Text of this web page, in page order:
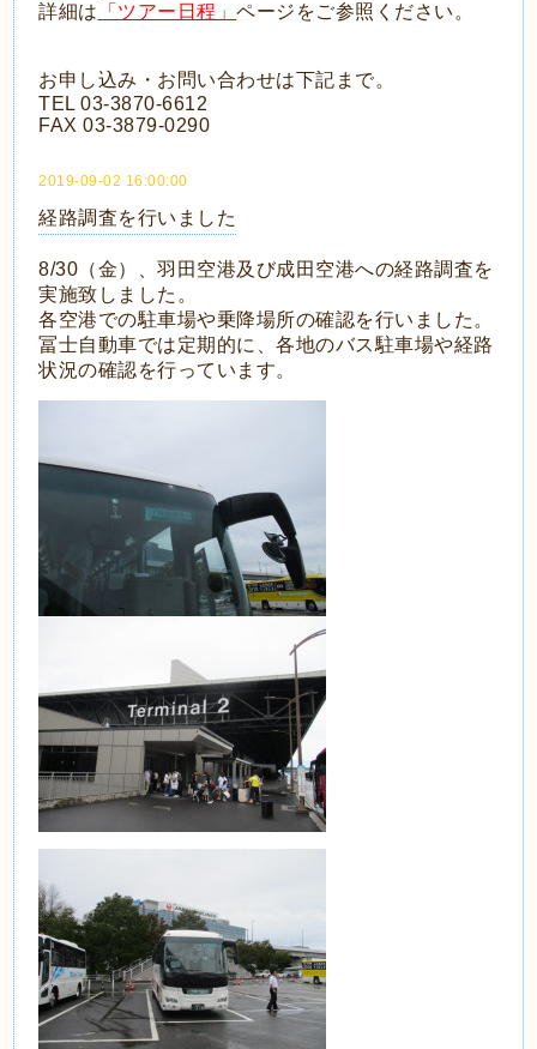
詳細は
「ツアー日程」ページをご参照ください。
お申し込み・お問い合わせは下記まで。
TEL 03-3870-6612
FAX 03-3879-0290
2019-09-02 16:00:00
経路調査を行いました
8/30（金）、羽田空港及び成田空港への経路調査を
実施致しました。
各空港での駐車場や乗降場所の確認を行いました。
冨士自動車では定期的に、各地のバス駐車場や経路
状況の確認を行っています。